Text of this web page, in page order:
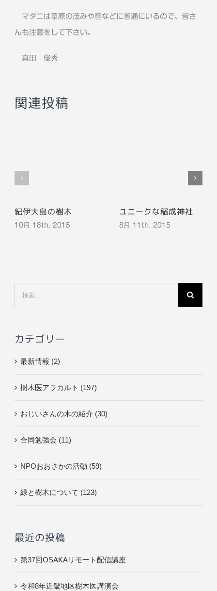
マダニは草原の茂みや笹などに普通にいるので、皆さ
んも注意をして下さい。
真田 俊秀
関連投稿
紀伊大島の樹木
10月 18th, 2015
ユニークな稲成神社
8月 11th, 2015
索
カテゴリー
最新情報 (2)
樹木医アラカルト (197)
おじいさんの木の紹介 (30)
合同勉強会 (11)
NPOおおさかの活動 (59)
緑と樹木について (123)
最近の投稿
第37回OSAKAリモート配信講座
令和8年近畿地区樹木医講演会